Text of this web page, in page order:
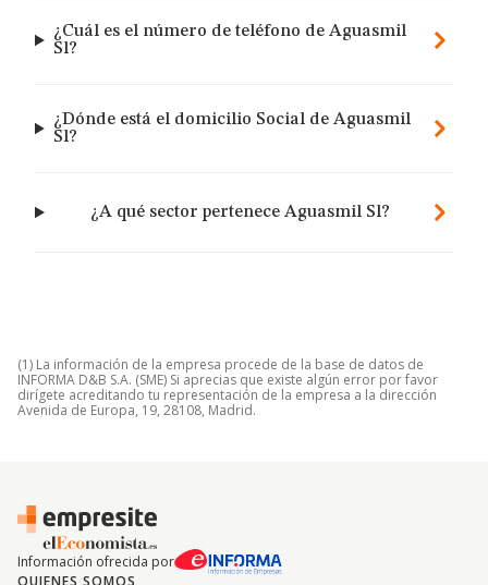
¿Cuál es el número de teléfono de Aguasmil
Sl?
¿Dónde está el domicilio Social de Aguasmil
Sl?
¿A qué sector pertenece Aguasmil Sl?
(1) La información de la empresa procede de la base de datos de
INFORMA D&B S.A. (SME) Si aprecias que existe algún error por favor
dirígete acreditando tu representación de la empresa a la dirección
Avenida de Europa, 19, 28108, Madrid.
Información ofrecida por
QUIENES SOMOS